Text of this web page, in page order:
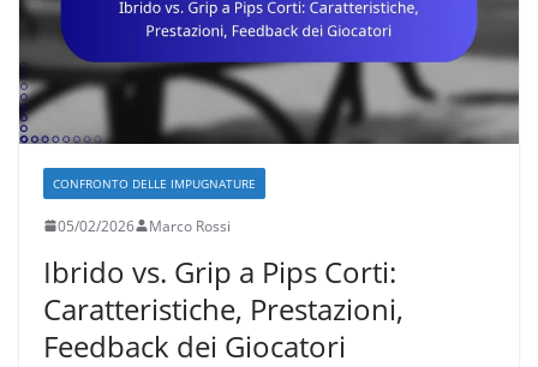
CONFRONTO DELLE IMPUGNATURE
05/02/2026 Marco Rossi
Ibrido vs. Grip a Pips Corti:
Caratteristiche, Prestazioni,
Feedback dei Giocatori